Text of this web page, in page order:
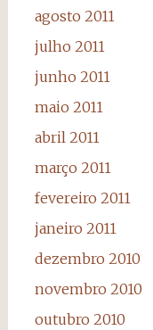
agosto 2011
julho 2011
junho 2011
maio 2011
abril 2011
março 2011
fevereiro 2011
janeiro 2011
dezembro 2010
novembro 2010
outubro 2010